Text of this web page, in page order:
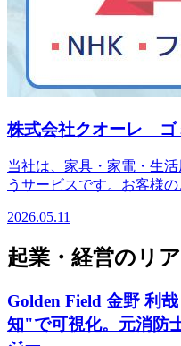
株式会社クオーレ ゴ
当社は、家具・家電・生
うサービスです。お客様
2026.05.11
起業・経営のリ
Golden Field 金野 利
知"で可視化。元消防